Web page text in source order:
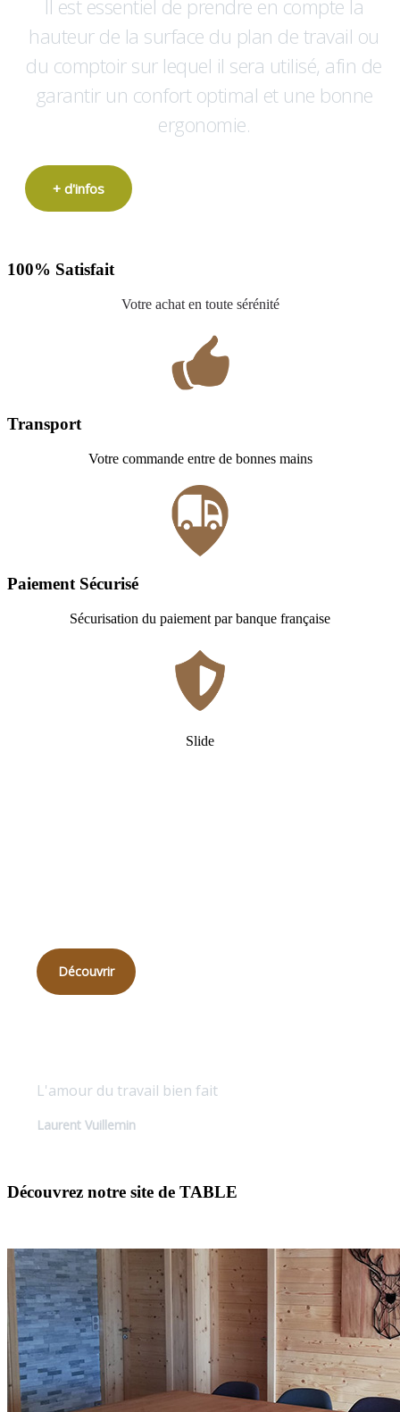
Il est essentiel de prendre en compte la
hauteur de la surface du plan de travail ou
du comptoir sur lequel il sera utilisé, afin de
garantir un confort optimal et une bonne
ergonomie.
+ d'infos
100% Satisfait
Votre achat en toute sérénité
Transport
Votre commande entre de bonnes mains
Paiement Sécurisé
Sécurisation du paiement par banque française
Slide
Découvrir
L'amour du travail bien fait
Laurent Vuillemin
Découvrez notre site de TABLE